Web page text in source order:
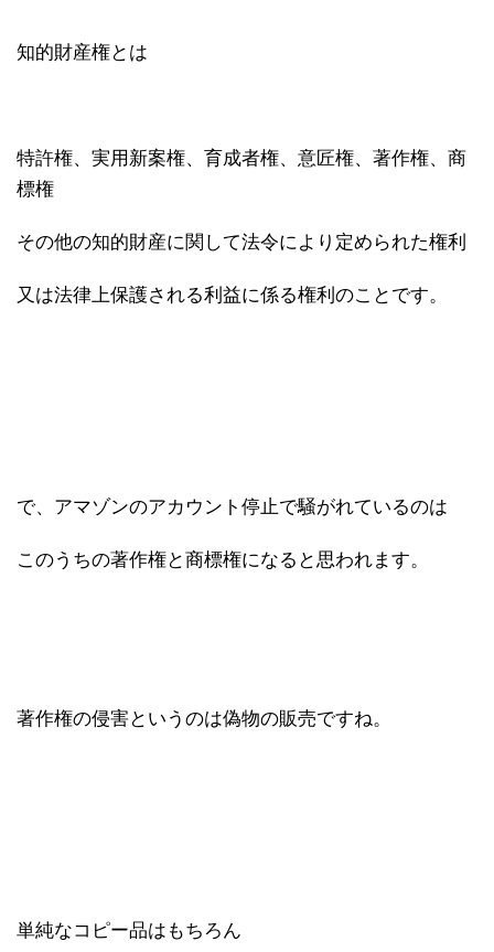
知的財産権とは
特許権、実用新案権、育成者権、意匠権、著作権、商
標権
その他の知的財産に関して法令により定められた権利
又は法律上保護される利益に係る権利のことです。
で、アマゾンのアカウント停止で騒がれているのは
このうちの著作権と商標権になると思われます。
著作権の侵害というのは偽物の販売ですね。
単純なコピー品はもちろん